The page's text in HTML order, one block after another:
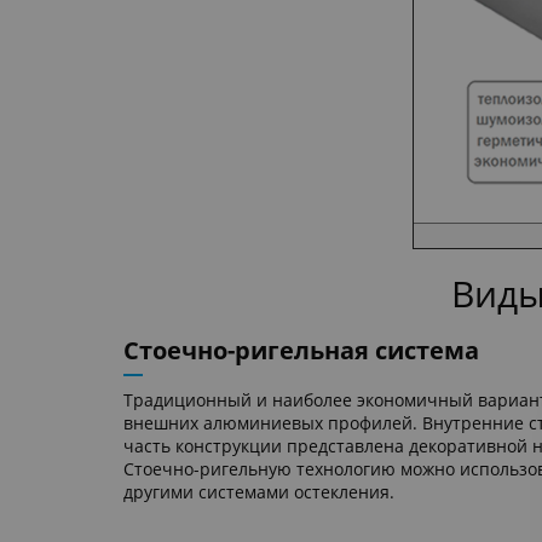
Стоечно-ригельная система
Традиционный и наиболее экономичный
внешних алюминиевых профилей. Внутренние
часть конструкции представлена
Стоечно-ригельную технологию можно
другими системами остекления.